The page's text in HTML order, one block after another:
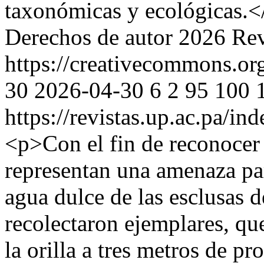
taxonómicas y
Derechos de autor 2026
https://
30 2026-04-30 6 2 95 100
https://revistas.up.ac.pa/
<p>Con el fin de reconocer
representan una amenaza
agua dulce de las esclusas
recolectaron ejemplares,
la orilla a tres metros de